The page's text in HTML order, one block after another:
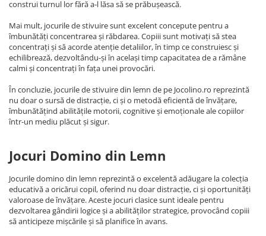
construi turnul lor fără a-l lăsa să se prăbușească.
Mai mult, jocurile de stivuire sunt excelent concepute pentru a
îmbunătăți concentrarea și răbdarea. Copiii sunt motivați să stea
concentrați și să acorde atenție detaliilor, în timp ce construiesc și
echilibrează, dezvoltându-și în același timp capacitatea de a rămâne
calmi și concentrați în fața unei provocări.
În concluzie, jocurile de stivuire din lemn de pe Jocolino.ro reprezintă
nu doar o sursă de distracție, ci și o metodă eficientă de învățare,
îmbunătățind abilitățile motorii, cognitive și emoționale ale copiilor
într-un mediu plăcut și sigur.
Jocuri Domino din Lemn
Jocurile domino din lemn reprezintă o excelentă adăugare la colecția
educativă a oricărui copil, oferind nu doar distracție, ci și oportunități
valoroase de învățare. Aceste jocuri clasice sunt ideale pentru
dezvoltarea gândirii logice și a abilităților strategice, provocând copiii
să anticipeze mișcările și să planifice în avans.